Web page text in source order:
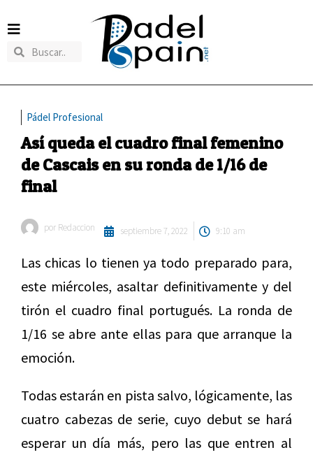
Pádel Profesional
Así queda el cuadro final femenino
de Cascais en su ronda de 1/16 de
final
por Redaccion septiembre 7, 2022 9:10 am
Las chicas lo tienen ya todo preparado para,
este miércoles, asaltar definitivamente y del
tirón el cuadro final portugués. La ronda de
1/16 se abre ante ellas para que arranque la
emoción.
Todas estarán en pista salvo, lógicamente, las
cuatro cabezas de serie, cuyo debut se hará
esperar un día más, pero las que entren al